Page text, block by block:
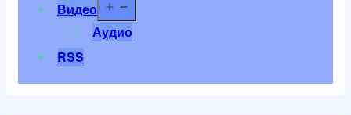
Видео
Аудио
RSS